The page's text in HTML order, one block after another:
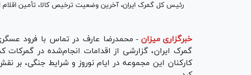
رئیس کل گمرک ایران، آخرین وضعیت ترخیص کالا، تأمین
خبرگزاری میزان - محمدرضا عارف در تماس با فرود
گمرک ایران، گزارشی از اقدامات انجام‌شده در گمرکات
کارکنان این مجموعه در ایام نوروز و شرایط جنگی، بر